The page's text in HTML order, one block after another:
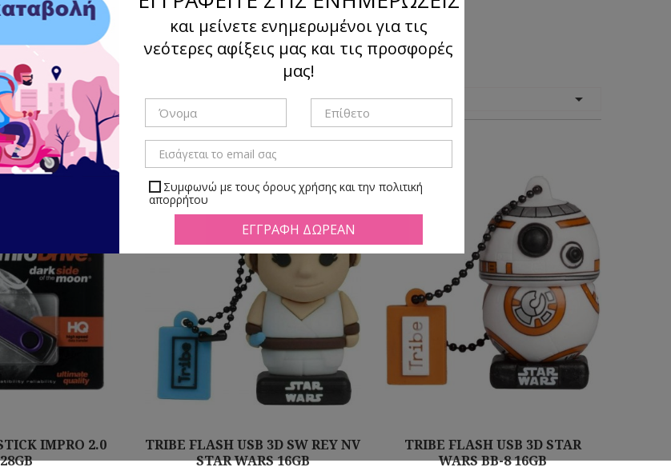
Λίστα Υπάρχουν 50 προϊόντα.
κατά:

IMPRO 2.0
TRIBE FLASH USB 3D SW REY NV
STAR WARS 16GB
TRIBE FLASH USB 3D STAR
WARS BB-8 16GB
και μείνετε ενημερωμένοι για τις
νεότερες αφίξεις μας και τις προσφορές
μας!
Συμφωνώ με τους όρους χρήσης και την πολιτική
απορρήτου
Μπορείτε να απεγραφείτε ανά πάσα ώρα και στιγμή